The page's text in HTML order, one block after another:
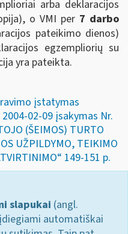
arba deklaracijos
o VMI per 7 darbo
pateikimo dienos)
egzempliorių su
yra pateikta.
įstatymas
02-09 įsakymas Nr.
(ŠEIMOS) TURTO
UŽPILDYMO, TEIKIMO
149-151 p.
slapukai (angl.
automatiškai